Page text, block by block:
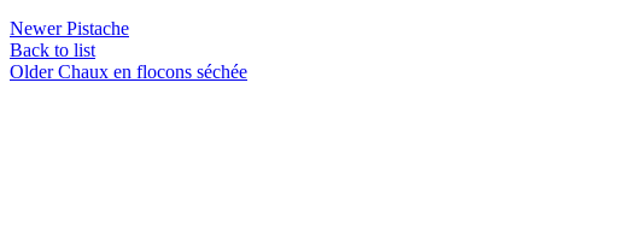
Newer Pistache
Back to list
Older Chaux en flocons séchée